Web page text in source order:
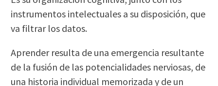
instrumentos intelectuales a su disposición, que
va filtrar los datos.
Aprender resulta de una emergencia resultante
de la fusión de las potencialidades nerviosas, de
una historia individual memorizada y de un